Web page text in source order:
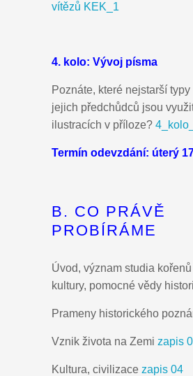
vítězů KEK_1
4. kolo: Vývoj písma
Poznáte, které nejstarší
jejich předchůdců jsou
ilustracích v příloze?
Termín odevzdání: úterý
B. CO PRÁVĚ
PROBÍRÁME
Úvod, význam studia
kultury, pomocné vědy
Prameny historického
Vznik života na Zemi zapis
Kultura, civilizace zapis 04